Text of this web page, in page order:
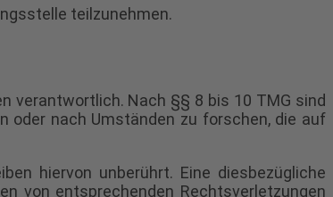
teilzunehmen.
verantwortlich. Nach §§ 8 bis 10 TMG sind
nach Umständen zu forschen, die auf
hiervon unberührt. Eine diesbezügliche
von entsprechenden Rechtsverletzungen